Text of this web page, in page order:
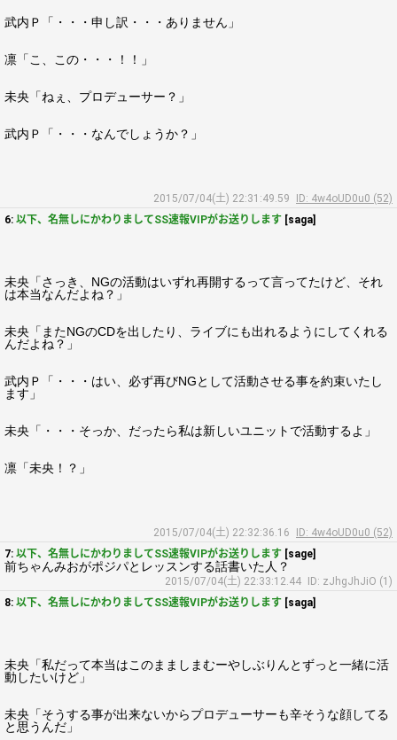
武内Ｐ「・・・申し訳・・・ありません」
凛「こ、この・・・！！」
未央「ねぇ、プロデューサー？」
武内Ｐ「・・・なんでしょうか？」
2015/07/04(土) 22:31:49.59
ID: 4w4oUD0u0 (52)
6: 以下、名無しにかわりましてSS速報VIPがお送りします [saga]
未央「さっき、NGの活動はいずれ再開するって言ってたけど、それ
は本当なんだよね？」
未央「またNGのCDを出したり、ライブにも出れるようにしてくれる
んだよね？」
武内Ｐ「・・・はい、必ず再びNGとして活動させる事を約束いたし
ます」
未央「・・・そっか、だったら私は新しいユニットで活動するよ」
凛「未央！？」
2015/07/04(土) 22:32:36.16
ID: 4w4oUD0u0 (52)
7: 以下、名無しにかわりましてSS速報VIPがお送りします [sage]
前ちゃんみおがポジパとレッスンする話書いた人？
2015/07/04(土) 22:33:12.44
ID: zJhgJhJiO (1)
8: 以下、名無しにかわりましてSS速報VIPがお送りします [saga]
未央「私だって本当はこのまましまむーやしぶりんとずっと一緒に活
動したいけど」
未央「そうする事が出来ないからプロデューサーも辛そうな顔してる
と思うんだ」